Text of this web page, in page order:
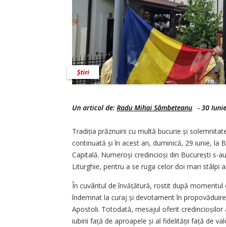
Știri
Un articol de: Radu Mihai Sâmbeteanu - 30
Tradiția prăznuirii cu multă bucurie și
continuată și în acest an, duminică, 29 iunie, la
Capitală. Numeroși credincioși din București s-
Liturghie, pentru a se ruga celor doi mari stâlpi
În cuvântul de învățătură, rostit după
îndemnat la curaj și devotament în
Apostoli. Totodată, mesajul oferit
iubirii față de aproapele și al fidelității față de